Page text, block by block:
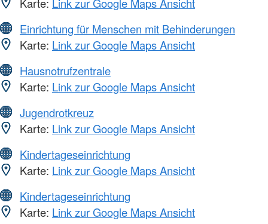
Einrichtung für Menschen mit Behinderungen
Karte: Link zur Google Maps Ansicht
Hausnotrufzentrale
Karte: Link zur Google Maps Ansicht
Jugendrotkreuz
Karte: Link zur Google Maps Ansicht
Kindertageseinrichtung
Karte: Link zur Google Maps Ansicht
Kindertageseinrichtung
Karte: Link zur Google Maps Ansicht